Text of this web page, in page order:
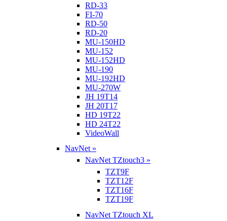
RD-33
FI-70
RD-50
RD-20
MU-150HD
MU-152
MU-152HD
MU-190
MU-192HD
MU-270W
JH 19T14
JH 20T17
HD 19T22
HD 24T22
VideoWall
NavNet »
NavNet TZtouch3 »
TZT9F
TZT12F
TZT16F
TZT19F
NavNet TZtouch XL